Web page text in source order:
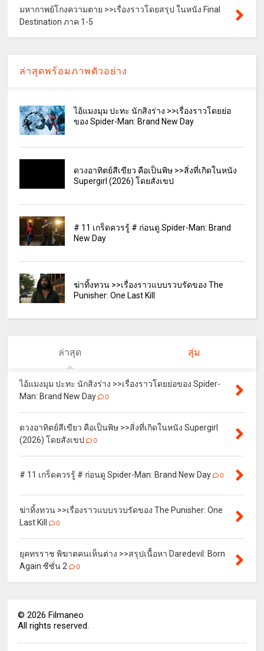
มหากาพย์โกงความตาย >>เรื่องราวโดยสรุป ในหนัง Final
Destination ภาค 1-5
ล่าสุดพร้อมภาพตัวอย่าง
ไอ้แมงมุม ปะทะ นักสิงร่าง >>เรื่องราวโดยย่อ
ของ Spider-Man: Brand New Day
ดวงอาทิตย์สีเขียว คือเป็นพิษ >>สิ่งที่เกิดในหนัง
Supergirl (2026) โดยสังเขป
# 11 เกร็ดควรรู้ # ก่อนดู Spider-Man: Brand
New Day
ฆ่าทิ้งทวน >>เรื่องราวแบบรวบรัดของ The
Punisher: One Last Kill
ล่าสุด สุ่ม
ไอ้แมงมุม ปะทะ นักสิงร่าง >>เรื่องราวโดยย่อของ Spider-
Man: Brand New Day
0
ดวงอาทิตย์สีเขียว คือเป็นพิษ >>สิ่งที่เกิดในหนัง Supergirl
(2026) โดยสังเขป
0
# 11 เกร็ดควรรู้ # ก่อนดู Spider-Man: Brand New Day 0
ฆ่าทิ้งทวน >>เรื่องราวแบบรวบรัดของ The Punisher: One
Last Kill
0
ยุคทรราช พิฆาตคนเห็นต่าง >>สรุปเนื้อหา Daredevil: Born
Again ซีซั่น 2
0
©2026 Filmaneo
All rights reserved.